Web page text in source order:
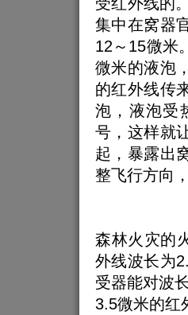
集中在窝器
12～15微米
微米的液泡
的红外线传
泡，液泡受
号，这样就
起，暴露出
整飞行方向
森林火灾的
外线波长为
受器能对波
3.5微米的红